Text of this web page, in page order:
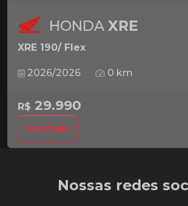
HONDA XRE
XRE 190/ Flex
2026/2026 0 km
R$ 29.990
Ver mais
Nossas redes